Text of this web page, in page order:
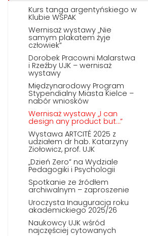
Kurs tanga argentyńskiego w
Klubie WSPAK
Wernisaż wystawy „Nie
samym plakatem żyje
człowiek”
Dorobek Pracowni Malarstwa
i Rzeźby UJK – wernisaż
wystawy
Międzynarodowy Program
Stypendialny Miasta Kielce –
nabór wniosków
Wernisaż wystawy „I can
design any product but…”
Wystawa ARTCITÉ 2025 z
udziałem dr hab. Katarzyny
Ziołowicz, prof. UJK
„Dzień Zero” na Wydziale
Pedagogiki i Psychologii
Spotkanie ze źródłem
archiwalnym – zaproszenie
Uroczysta Inauguracja roku
akademickiego 2025/26
Naukowcy UJK wśród
najczęściej cytowanych